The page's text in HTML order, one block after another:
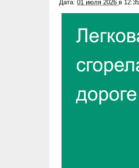
Дата: 01 июля 2026 в 12:35